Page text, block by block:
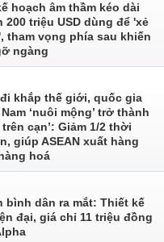
hoạch âm thầm kéo dài
200 triệu USD dùng để 'xẻ
tham vọng phía sau khiến
ngàng
khắp thế giới, quốc gia
‘nuôi mộng’ trở thành
cạn’: Giảm 1/2 thời
giúp ASEAN xuất hàng
hoá
bình dân ra mắt: Thiết kế
đại, giá chỉ 11 triệu đồng